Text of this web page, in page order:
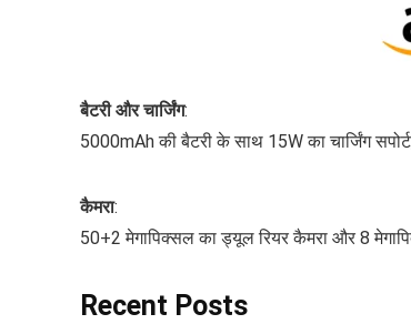
बैटरी और चार्जिंग:
5000mAh की बैटरी के साथ 15W का चार्जिंग
कैमरा:
50+2 मेगापिक्सल का ड्यूल रियर कैमरा और 8
Recent Posts